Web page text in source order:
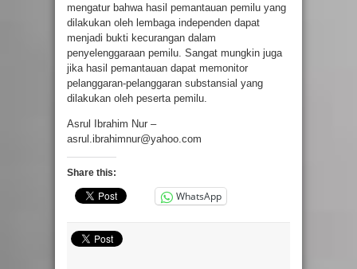
mengatur bahwa hasil pemantauan pemilu yang
dilakukan oleh lembaga independen dapat
menjadi bukti kecurangan dalam
penyelenggaraan pemilu. Sangat mungkin juga
jika hasil pemantauan dapat memonitor
pelanggaran-pelanggaran substansial yang
dilakukan oleh peserta pemilu.
Asrul Ibrahim Nur –
asrul.ibrahimnur@yahoo.com
Share this:
WhatsApp